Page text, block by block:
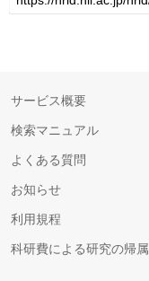
サービス概要
検索マニュアル
よくある質問
お知らせ
利用規程
科研費による研究の帰属